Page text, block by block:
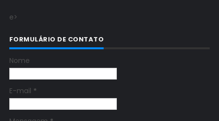
e>
FORMULÁRIO DE CONTATO
Nome
E-mail *